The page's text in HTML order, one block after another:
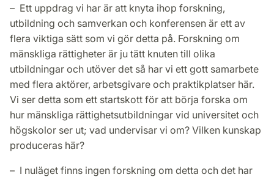
– Ett uppdrag vi har är att knyta ihop forskning,
utbildning och samverkan och konferensen är ett av
flera viktiga sätt som vi gör detta på. Forskning om
mänskliga rättigheter är ju tätt knuten till olika
utbildningar och utöver det så har vi ett gott samarbete
med flera aktörer, arbetsgivare och praktikplatser här.
Vi ser detta som ett startskott för att börja forska om
hur mänskliga rättighetsutbildningar vid universitet och
högskolor ser ut; vad undervisar vi om? Vilken kunskap
produceras här?
– I nuläget finns ingen forskning om detta och det har